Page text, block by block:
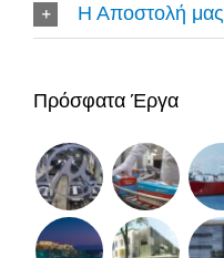
Η Αποστολή μας
Πρόσφατα Έργα